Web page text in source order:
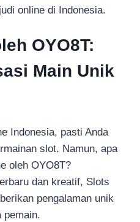
online di Indonesia.
OYO8T:
Main Unik
Indonesia, pasti Anda
slot. Namun, apa
oleh OYO8T?
dan kreatif, Slots
pengalaman unik
pemain.